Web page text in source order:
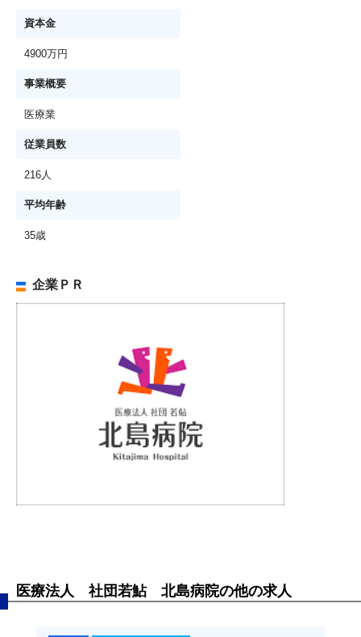
資本金
4900万円
事業概要
医療業
従業員数
216人
平均年齢
35歳
企業ＰＲ
医療法人 社団若鮎 北島病院の他の求人